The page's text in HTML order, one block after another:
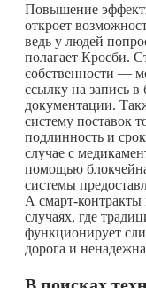
Повышение
откроет
ведь у людей
полагает Кросби.
собственности —
ссылку на запись
документации.
систему поставок
подлинность и
случае с
помощью
системы
А смарт-контракты
случаях, где
функционирует
дорога и
В поисках